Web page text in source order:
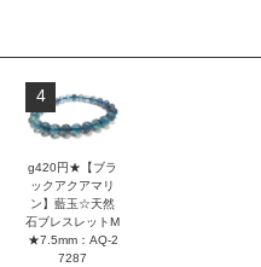
4
g420円★【ブラ
ックアクアマリ
ン】藍玉☆天然
石ブレスレットM
★7.5mm：AQ-2
7287